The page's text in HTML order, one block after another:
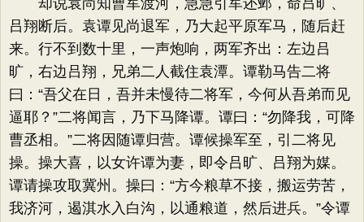
却说袁尚知曹军渡河，急急引军还邺，命吕旷、
吕翔断后。袁谭见尚退军，乃大起平原军马，随后赶
来。行不到数十里，一声炮响，两军齐出：左边吕
旷，右边吕翔，兄弟二人截住袁潭。谭勒马告二将
曰：“吾父在日，吾并未慢待二将军，今何从吾弟而见
逼耶？”二将闻言，乃下马降谭。谭曰：“勿降我，可降
曹丞相。”二将因随谭归营。谭候操军至，引二将见
操。操大喜，以女许谭为妻，即令吕旷、吕翔为媒。
谭请操攻取冀州。操曰：“方今粮草不接，搬运劳苦，
我济河，遏淇水入白沟，以通粮道，然后进兵。”令谭